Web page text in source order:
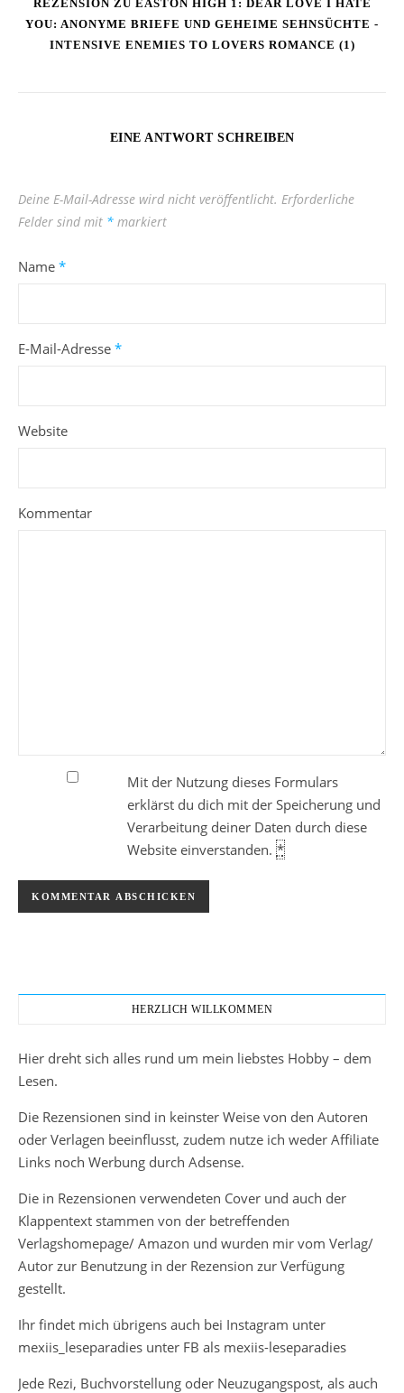
REZENSION ZU EASTON HIGH 1: DEAR LOVE I HATE
YOU: ANONYME BRIEFE UND GEHEIME SEHNSÜCHTE -
INTENSIVE ENEMIES TO LOVERS ROMANCE (1)
EINE ANTWORT SCHREIBEN
Deine E-Mail-Adresse wird nicht veröffentlicht. Erforderliche
Felder sind mit * markiert
Name *
E-Mail-Adresse *
Website
Kommentar
Mit der Nutzung dieses Formulars
erklärst du dich mit der Speicherung und
Verarbeitung deiner Daten durch diese
Website einverstanden. *
HERZLICH WILLKOMMEN
Hier dreht sich alles rund um mein liebstes Hobby – dem
Lesen.
Die Rezensionen sind in keinster Weise von den Autoren
oder Verlagen beeinflusst, zudem nutze ich weder Affiliate
Links noch Werbung durch Adsense.
Die in Rezensionen verwendeten Cover und auch der
Klappentext stammen von der betreffenden
Verlagshomepage/ Amazon und wurden mir vom Verlag/
Autor zur Benutzung in der Rezension zur Verfügung
gestellt.
Ihr findet mich übrigens auch bei Instagram unter
mexiis_leseparadies unter FB als mexiis-leseparadies
Jede Rezi, Buchvorstellung oder Neuzugangspost, als auch